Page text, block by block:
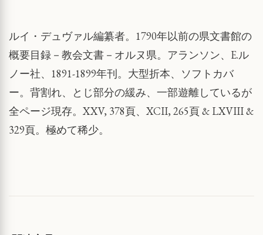
ルイ・デュヴァル編纂者。1790年以前の県文書館の
概要目録－教会文書－オルヌ県。アランソン、E.ル
ノー社、1891-1899年刊。大型折本、ソフトカバ
ー。背割れ、とじ部分の緩み、一部遊離しているが
全ページ現存。XXV, 378頁、XCII, 265頁 & LXVIII &
329頁。極めて稀少。